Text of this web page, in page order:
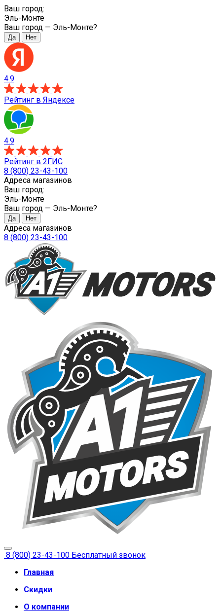
Ваш город:
Эль-Монте
Ваш город — Эль-Монте?
4.9
Рейтинг в Яндексе
4.9
Рейтинг в 2ГИС
8 (800) 23-43-100
Адреса магазинов
Ваш город:
Эль-Монте
Ваш город — Эль-Монте?
Адреса магазинов
8 (800) 23-43-100
8 (800) 23-43-100 Бесплатный звонок
Главная
Скидки
О компании